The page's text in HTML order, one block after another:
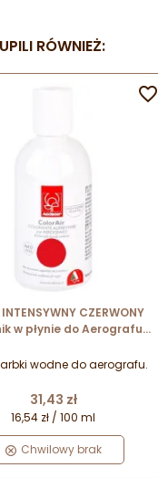
RÓWNIEŻ:
CZERWONY
w płynie do Aerografu
wodne do aerografu.
Cena
31,43 zł
16,54 zł / 100 ml
Chwilowy brak
